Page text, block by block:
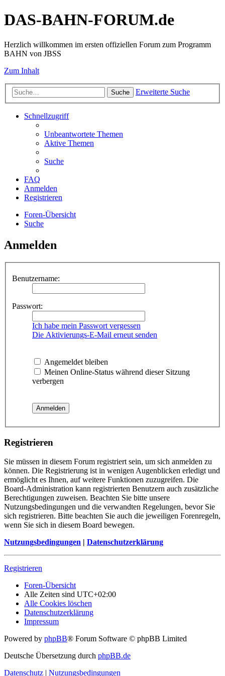
DAS-BAHN-FORUM.de
Herzlich willkommen im ersten offiziellen Forum zum Programm
BAHN von JBSS
Zum Inhalt
Suche Erweiterte Suche
Schnellzugriff
Unbeantwortete Themen
Aktive Themen
Suche
FAQ
Anmelden
Registrieren
Foren-Übersicht
Suche
Anmelden
Benutzername:
Passwort:
Ich habe mein Passwort vergessen
Die Aktivierungs-E-Mail erneut senden
Angemeldet bleiben
Meinen Online-Status während dieser Sitzung
verbergen
Registrieren
Sie müssen in diesem Forum registriert sein, um sich anmelden zu
können. Die Registrierung ist in wenigen Augenblicken erledigt und
ermöglicht es Ihnen, auf weitere Funktionen zuzugreifen. Die
Board-Administration kann registrierten Benutzern auch zusätzliche
Berechtigungen zuweisen. Beachten Sie bitte unsere
Nutzungsbedingungen und die verwandten Regelungen, bevor Sie
sich registrieren. Bitte beachten Sie auch die jeweiligen Forenregeln,
wenn Sie sich in diesem Board bewegen.
Nutzungsbedingungen | Datenschutzerklärung
Registrieren
Foren-Übersicht
Alle Zeiten sind UTC+02:00
Alle Cookies löschen
Datenschutzerklärung
Impressum
Powered by phpBB® Forum Software © phpBB Limited
Deutsche Übersetzung durch phpBB.de
Datenschutz | Nutzungsbedingungen